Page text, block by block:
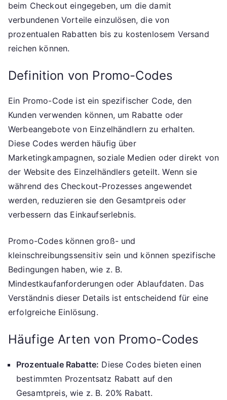
beim Checkout eingegeben, um die damit
verbundenen Vorteile einzulösen, die von
prozentualen Rabatten bis zu kostenlosem Versand
reichen können.
Definition von Promo-Codes
Ein Promo-Code ist ein spezifischer Code, den
Kunden verwenden können, um Rabatte oder
Werbeangebote von Einzelhändlern zu erhalten.
Diese Codes werden häufig über
Marketingkampagnen, soziale Medien oder direkt von
der Website des Einzelhändlers geteilt. Wenn sie
während des Checkout-Prozesses angewendet
werden, reduzieren sie den Gesamtpreis oder
verbessern das Einkaufserlebnis.
Promo-Codes können groß- und
kleinschreibungssensitiv sein und können spezifische
Bedingungen haben, wie z. B.
Mindestkaufanforderungen oder Ablaufdaten. Das
Verständnis dieser Details ist entscheidend für eine
erfolgreiche Einlösung.
Häufige Arten von Promo-Codes
Prozentuale Rabatte: Diese Codes bieten einen
bestimmten Prozentsatz Rabatt auf den
Gesamtpreis, wie z. B. 20% Rabatt.